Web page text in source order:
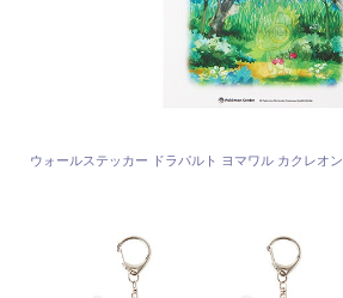
ウォールステッカー ドラパルト ヨマワル カクレオン